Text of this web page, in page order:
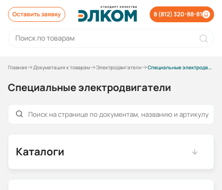
Оставить заявку 8 (812) 320-88-81
Главная Докуметация к товарам Электродвигатели Специальные электродвигатели
Специальные электродвигатели
Каталоги